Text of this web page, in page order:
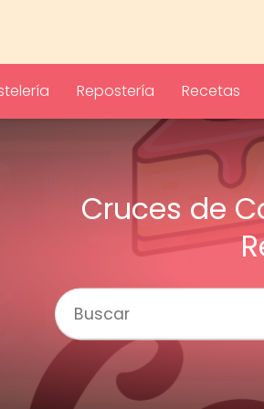
Repostería Recetas
Cruces de